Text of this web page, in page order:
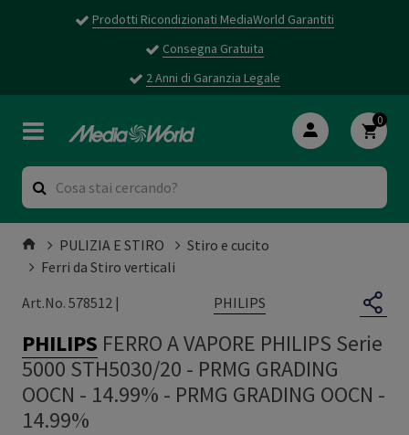
Prodotti Ricondizionati MediaWorld Garantiti
Consegna Gratuita
2 Anni di Garanzia Legale
0
PULIZIA E STIRO
Stiro e cucito
Ferri da Stiro verticali
Art.No. 578512 |
PHILIPS
PHILIPS FERRO A VAPORE PHILIPS Serie
5000 STH5030/20 - PRMG GRADING
OOCN - 14.99% - PRMG GRADING OOCN -
14.99%